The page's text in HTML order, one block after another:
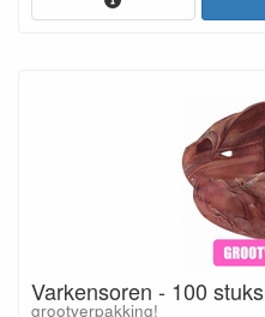
Varkensoren - 100 stuks
grootverpakking!